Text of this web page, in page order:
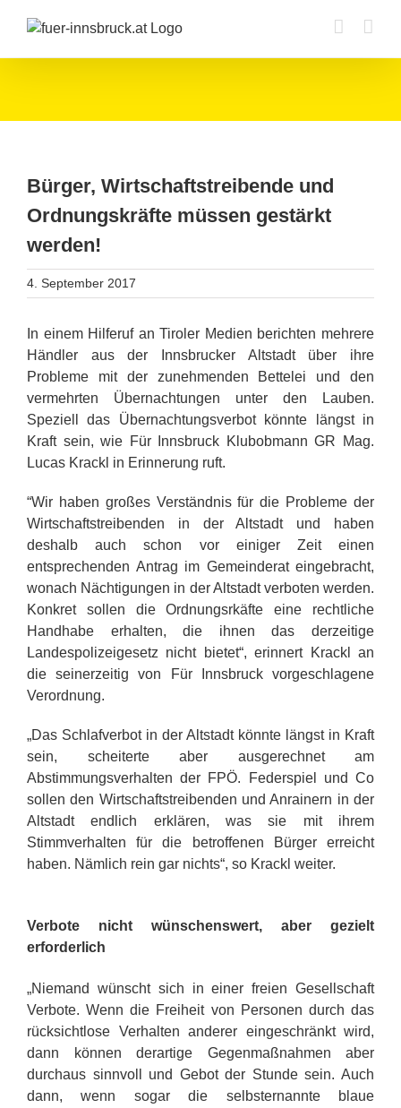
Inhalt
Bürger, Wirtschaftstreibende und
Ordnungskräfte müssen gestärkt
werden!
4. September 2017
In einem Hilferuf an Tiroler Medien berichten mehrere
Händler aus der Innsbrucker Altstadt über ihre
Probleme mit der zunehmenden Bettelei und den
vermehrten Übernachtungen unter den Lauben.
Speziell das Übernachtungsverbot könnte längst in
Kraft sein, wie Für Innsbruck Klubobmann GR Mag.
Lucas Krackl in Erinnerung ruft.
“Wir haben großes Verständnis für die Probleme der
Wirtschaftstreibenden in der Altstadt und haben
deshalb auch schon vor einiger Zeit einen
entsprechenden Antrag im Gemeinderat eingebracht,
wonach Nächtigungen in der Altstadt verboten werden.
Konkret sollen die Ordnungsrkäfte eine rechtliche
Handhabe erhalten, die ihnen das derzeitige
Landespolizeigesetz nicht bietet“, erinnert Krackl an
die seinerzeitig von Für Innsbruck vorgeschlagene
Verordnung.
„Das Schlafverbot in der Altstadt könnte längst in Kraft
sein, scheiterte aber ausgerechnet am
Abstimmungsverhalten der FPÖ. Federspiel und Co
sollen den Wirtschaftstreibenden und Anrainern in der
Altstadt endlich erklären, was sie mit ihrem
Stimmverhalten für die betroffenen Bürger erreicht
haben. Nämlich rein gar nichts“, so Krackl weiter.
Verbote nicht wünschenswert, aber gezielt
erforderlich
„Niemand wünscht sich in einer freien Gesellschaft
Verbote. Wenn die Freiheit von Personen durch das
rücksichtlose Verhalten anderer eingeschränkt wird,
dann können derartige Gegenmaßnahmen aber
durchaus sinnvoll und Gebot der Stunde sein. Auch
dann, wenn sogar die selbsternannte blaue